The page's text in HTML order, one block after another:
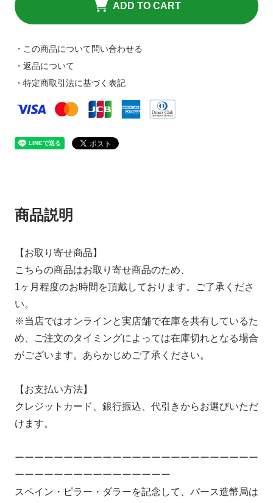
ADD TO CART
・この商品について問い合わせる
・返品について
・特定商取引法に基づく表記
商品説明
【お取り寄せ商品】
こちらの商品はお取り寄せ商品のため、
1ヶ月程度のお時間を頂戴しております。ご了承くださ
い。
※当店ではオンラインと実店舗で在庫を共有しているた
め、ご注文のタイミングによっては在庫切れとなる場合
がございます。あらかじめご了承ください。
【お支払い方法】
クレジットカード、銀行振込、代引きからお選びいただ
けます。
ーーーーーーーーーーーーーーーーーーーーーーーーー
ーーーーーーーーーーーーーーーー
スペイン・ピラー・ダラーを記念して、パース造幣局は